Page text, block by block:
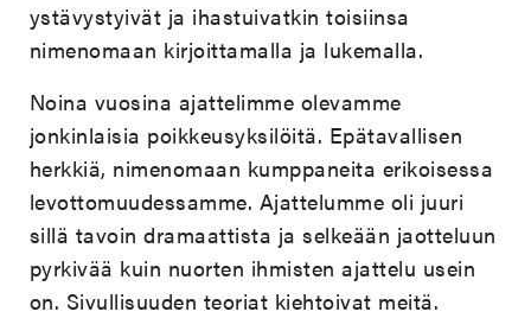
ystävystyivät ja ihastuivatkin toisiinsa
nimenomaan kirjoittamalla ja lukemalla.
Noina vuosina ajattelimme olevamme
jonkinlaisia poikkeusyksilöitä. Epätavallisen
herkkiä, nimenomaan kumppaneita erikoisessa
levottomuudessamme. Ajattelumme oli juuri
sillä tavoin dramaattista ja selkeään jaotteluun
pyrkivää kuin nuorten ihmisten ajattelu usein
on. Sivullisuuden teoriat kiehtoivat meitä.